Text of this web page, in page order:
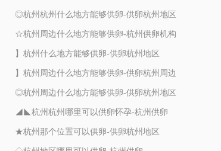
◎杭州杭州什么地方能够供卵-供卵杭州地区
☆杭州周边什么地方能够供卵-杭州供卵机构
】杭州什么地方能够供卵-供卵杭州地区
】杭州周边什么地方能够供卵-供卵杭州周边
◎杭州周边什么地方能够供卵-供卵杭州地区
◢◣杭州杭州哪里可以供卵怀孕-杭州供卵
★杭州那个位置可以供卵-供卵杭州地区